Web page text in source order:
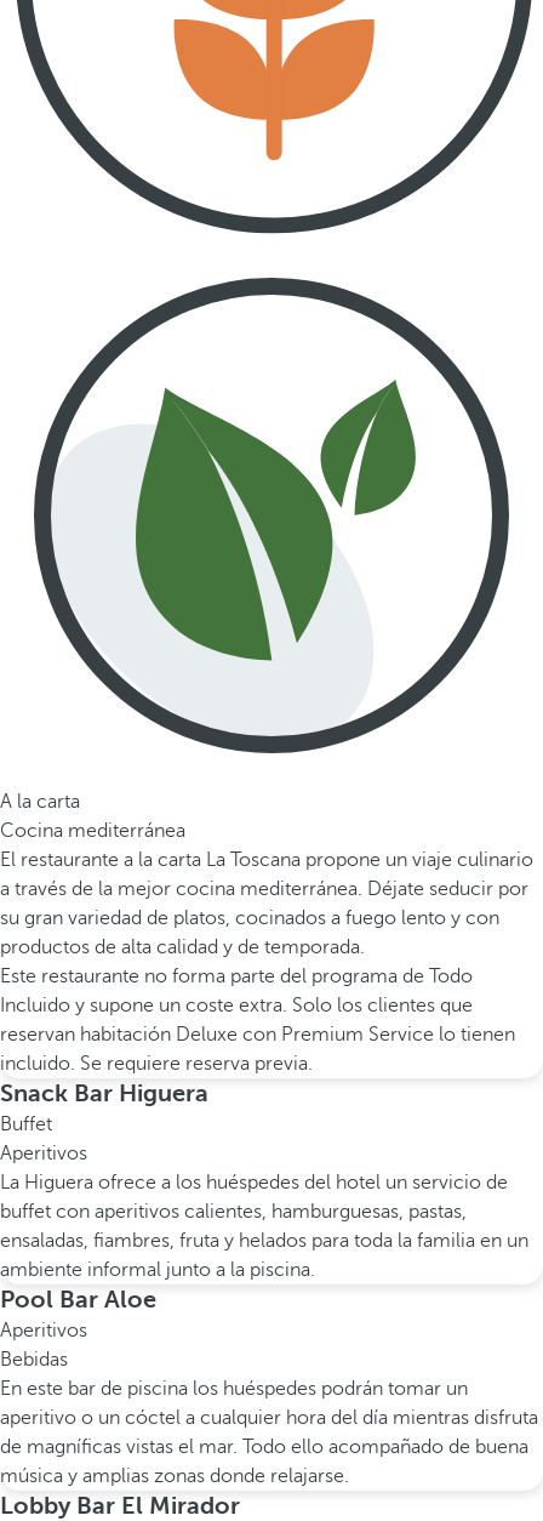
A la carta
Cocina mediterránea
El restaurante a la carta La Toscana propone un viaje culinario
a través de la mejor cocina mediterránea. Déjate seducir por
su gran variedad de platos, cocinados a fuego lento y con
productos de alta calidad y de temporada.
Este restaurante no forma parte del programa de Todo
Incluido y supone un coste extra. Solo los clientes que
reservan habitación Deluxe con Premium Service lo tienen
incluido. Se requiere reserva previa.
Snack Bar Higuera
Buffet
Aperitivos
La Higuera ofrece a los huéspedes del hotel un servicio de
buffet con aperitivos calientes, hamburguesas, pastas,
ensaladas, fiambres, fruta y helados para toda la familia en un
ambiente informal junto a la piscina.
Pool Bar Aloe
Aperitivos
Bebidas
En este bar de piscina los huéspedes podrán tomar un
aperitivo o un cóctel a cualquier hora del día mientras disfruta
de magníficas vistas el mar. Todo ello acompañado de buena
música y amplias zonas donde relajarse.
Lobby Bar El Mirador